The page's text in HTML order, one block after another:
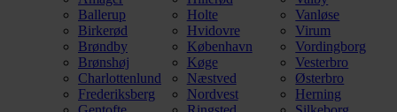
Ballerup
Birkerød
Brøndby
Brønshøj
Charlottenlund
Frederiksberg
Holte
Hvidovre
København
Køge
Næstved
Nordvest
Vanløse
Virum
Vordingborg
Vesterbro
Østerbro
Herning